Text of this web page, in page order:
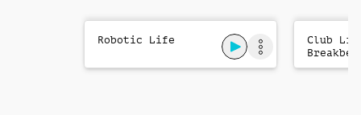
Robotic Life
Club